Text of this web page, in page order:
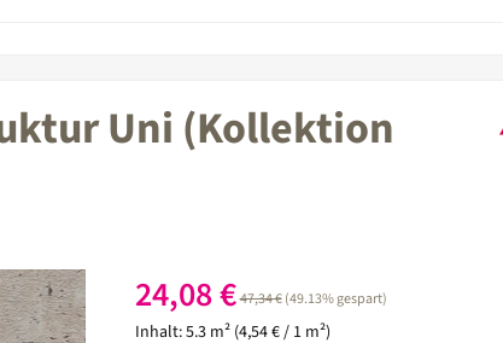
Uni (Kollektion
Verkaufspreis:
24,08 €Regulärer Preis:
47,34 € (49.13% gespart)
Inhalt:5.3 m² (4,54 € / 1 m²)